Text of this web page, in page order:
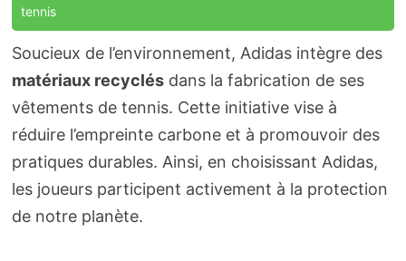
tennis
Soucieux de l’environnement, Adidas intègre des
matériaux recyclésdans la fabrication de ses
vêtements de tennis. Cette initiative vise à
réduire l’empreinte carbone et à promouvoir des
pratiques durables. Ainsi, en choisissant Adidas,
les joueurs participent activement à la protection
de notre planète.